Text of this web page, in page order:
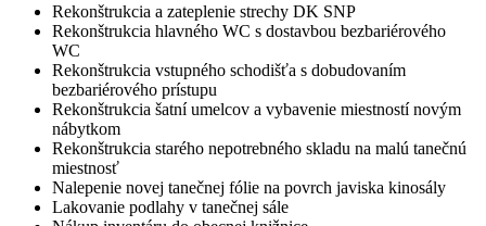
Rekonštrukcia a zateplenie strechy DK SNP
Rekonštrukcia hlavného WC s dostavbou bezbariérového
WC
Rekonštrukcia vstupného schodišťa s dobudovaním
bezbariérového prístupu
Rekonštrukcia šatní umelcov a vybavenie miestností novým
nábytkom
Rekonštrukcia starého nepotrebného skladu na malú tanečnú
miestnosť
Nalepenie novej tanečnej fólie na povrch javiska kinosály
Lakovanie podlahy v tanečnej sále